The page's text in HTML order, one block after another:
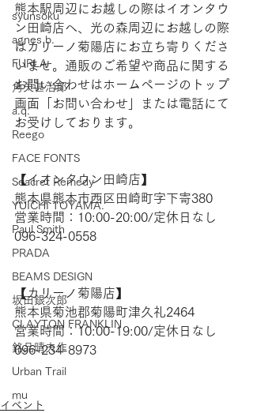
syunsoku
agnes b.
FURLA
角矢甚治郎
a.q.
Reego
FACE FONTS
Seacret Remedy
YUICHI TOYAMA.
Paul Smith
PRADA
BEAMS DESIGN
坂田銀次郎
CLAYTON FRANKLIN
銘品晴夫作
Urban Trail
mu
熊本駅周辺にお越しの際はイオンタウ
ン田崎店へ、光の森周辺にお越しの際
はカリーノ菊陽店にお立ち寄りくださ
いませ。通販のご希望や商品に関する
お問い合わせはホームページのトップ
画面「お問い合わせ」または電話にて
お受けしております。
【​イオンタウン田崎店】
熊本県熊本市西区田崎町字下寄380
営業時間：10:00-20:00/定休日なし
096-324-0558
【​カリーノ菊陽店】
熊本県菊池郡菊陽町津久礼2464
営業時間：10:00-19:00/定休日なし
096-234-8973
イベント